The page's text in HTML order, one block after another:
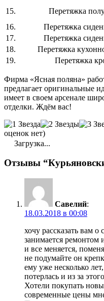
15.
Перетяжка
16.
Перетяжка
17.
Перетяжка
18.
Перетяжка
19.
Перетяжка
Фирма «Ясная поляна»
предлагает оригинальные
имеет в своем арсенале
отделки. Ждём вас!
оценок нет)
Загрузка...
Отзывы
Савелий:
18.03.2018 в 00:08
хочу рассказать вам
занимается ремонтом
и все меняется,
не подумайте он
ему уже несколько
потерлась и из за
Хотели покупать
современные цены мне